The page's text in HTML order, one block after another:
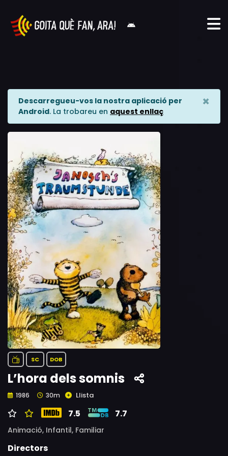
Descarregueu-vos la nostra aplicació per
Android. La trobareu en aquest enllaç
×
SC DOB
L’hora dels somnis
1986 30m Llista
7.5 7.7
Animació, Infantil, Familiar
Directors